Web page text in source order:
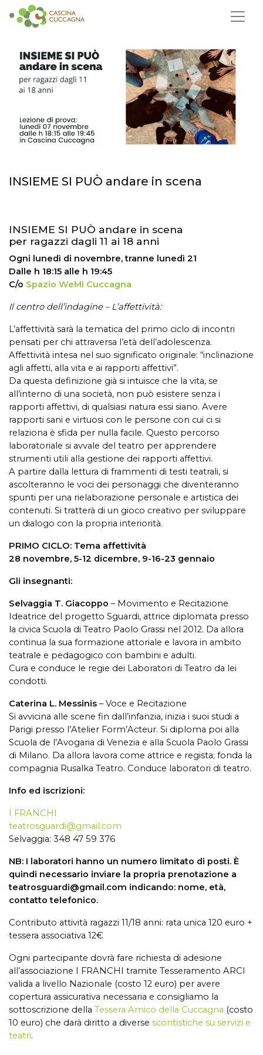
INSIEME SI PUÒ andare in scena
INSIEME SI PUÒ andare in scena
per ragazzi dagli 11 ai 18 anni
Ogni lunedì di novembre, tranne lunedì 21
Dalle h 18:15 alle h 19:45
C/o Spazio WeMi Cuccagna
Il centro dell’indagine – L’affettività:
L’affettività sarà la tematica del primo ciclo di incontri
pensati per chi attraversa l’età dell’adolescenza.
Affettività intesa nel suo significato originale: “inclinazione
agli affetti, alla vita e ai rapporti affettivi”.
Da questa definizione già si intuisce che la vita, se
all’interno di una società, non può esistere senza i
rapporti affettivi, di qualsiasi natura essi siano. Avere
rapporti sani e virtuosi con le persone con cui ci si
relaziona è sfida per nulla facile. Questo percorso
laboratoriale si avvale del teatro per apprendere
strumenti utili alla gestione dei rapporti affettivi.
A partire dalla lettura di frammenti di testi teatrali, si
ascolteranno le voci dei personaggi che diventeranno
spunti per una rielaborazione personale e artistica dei
contenuti. Si tratterà di un gioco creativo per sviluppare
un dialogo con la propria interiorità.
PRIMO CICLO: Tema affettività
28 novembre, 5-12 dicembre, 9-16-23 gennaio
Gli insegnanti:
Selvaggia T. Giacoppo – Movimento e Recitazione
Ideatrice del progetto Sguardi, attrice diplomata presso
la civica Scuola di Teatro Paolo Grassi nel 2012. Da allora
continua la sua formazione attoriale e lavora in ambito
teatrale e pedagogico con bambini e adulti.
Cura e conduce le regie dei Laboratori di Teatro da lei
condotti.
Caterina L. Messinis – Voce e Recitazione
Si avvicina alle scene fin dall’infanzia, inizia i suoi studi a
Parigi presso l’Atelier Form’Acteur. Si diploma poi alla
Scuola de l’Avogaria di Venezia e alla Scuola Paolo Grassi
di Milano. Da allora lavora come attrice e regista; fonda la
compagnia Rusalka Teatro. Conduce laboratori di teatro.
Info ed iscrizioni:
I FRANCHI
teatrosguardi@gmail.com
Selvaggia: 348 47 59 376
NB: I laboratori hanno un numero limitato di posti. È
quindi necessario inviare la propria prenotazione a
teatrosguardi@gmail.com indicando: nome, età,
contatto telefonico.
Contributo attività ragazzi 11/18 anni: rata unica 120 euro +
tessera associativa 12€
Ogni partecipante dovrà fare richiesta di adesione
all’associazione I FRANCHI tramite Tesseramento ARCI
valida a livello Nazionale (costo 12 euro) per avere
copertura assicurativa necessaria e consigliamo la
sottoscrizione della Tessera Amico della Cuccagna (costo
10 euro) che darà diritto a diverse scontistiche su servizi e
teatri.